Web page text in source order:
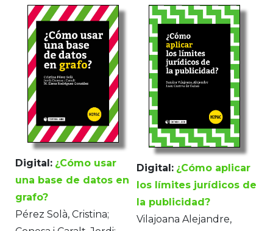
Digital: ¿Cómo usar
una base de datos en
grafo?
Pérez Solà, Cristina;
Digital: ¿Cómo aplicar
los límites jurídicos de
la publicidad?
Vilajoana Alejandre,